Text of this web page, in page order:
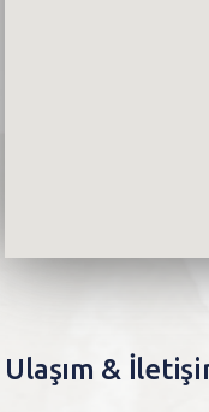
OL
Ulaşım &